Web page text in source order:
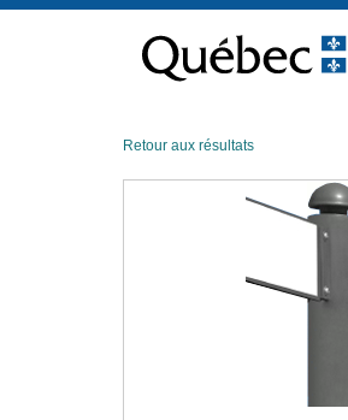
contenu
Retour aux résultats